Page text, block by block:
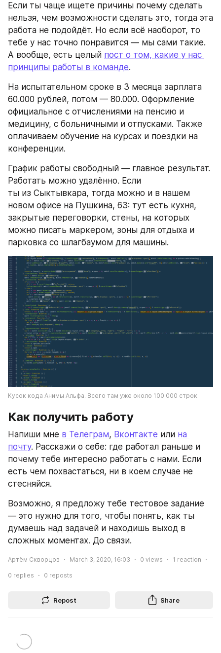
Если ты чаще ищете причины почему сделать
нельзя, чем возможности сделать это, тогда эта
работа не подойдёт. Но если всё наоборот, то
тебе у нас точно понравится — мы сами такие.
А вообще, есть целый пост о том, какие у нас
принципы работы в команде.
На испытательном сроке в 3 месяца зарплата
60.000 рублей, потом — 80.000. Оформление
официальное с отчислениями на пенсию и
медицину, с больничными и отпусками. Также
оплачиваем обучение на курсах и поездки на
конференции.
График работы свободный — главное результат.
Работать можно удалённо. Если
ты из Сыктывкара, тогда можно и в нашем
новом офисе на Пушкина, 63: тут есть кухня,
закрытые переговорки, стены, на которых
можно писать маркером, зоны для отдыха и
парковка со шлагбаумом для машины.
Кусок кода Анимы Альфа. Всего там уже около 100 000 строк
Как получить работу
Напиши мне в Телеграм, Вконтакте или на
почту. Расскажи о себе: где работал раньше и
почему тебе интересно работать с нами. Если
есть чем похвастаться, ни в коем случае не
стесняйся.
Возможно, я предложу тебе тестовое задание
— это нужно для того, чтобы понять, как ты
думаешь над задачей и находишь выход в
сложных моментах. До связи.
Артём Скворцов March 3, 2020, 16:03 0 views 1 reaction
0 replies 0 reposts
Repost Share